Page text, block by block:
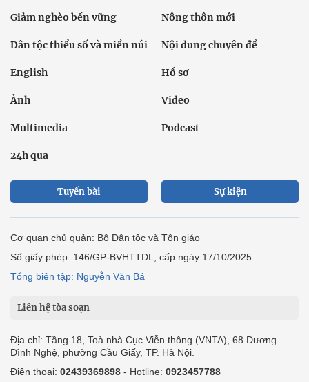
Giảm nghèo bền vững Nông thôn mới
Dân tộc thiểu số và miền núi Nội dung chuyên đề
English Hồ sơ
Ảnh Video
Multimedia Podcast
24h qua
Tuyến bài Sự kiện
Cơ quan chủ quản: Bộ Dân tộc và Tôn giáo
Số giấy phép: 146/GP-BVHTTDL, cấp ngày 17/10/2025
Tổng biên tập: Nguyễn Văn Bá
Liên hệ tòa soạn
Địa chỉ: Tầng 18, Toà nhà Cục Viễn thông (VNTA), 68 Dương
Đình Nghệ, phường Cầu Giấy, TP. Hà Nội.
Điện thoại: 02439369898 - Hotline: 0923457788